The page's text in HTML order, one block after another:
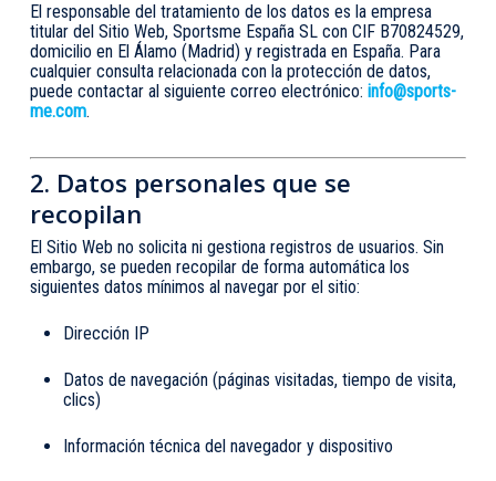
El responsable del tratamiento de los datos es la empresa
titular del Sitio Web, Sportsme España SL con CIF B70824529,
domicilio en El Álamo (Madrid) y registrada en España. Para
cualquier consulta relacionada con la protección de datos,
puede contactar al siguiente correo electrónico: info@sports-
me.com.
2. Datos personales que se
recopilan
El Sitio Web no solicita ni gestiona registros de usuarios. Sin
embargo, se pueden recopilar de forma automática los
siguientes datos mínimos al navegar por el sitio:
Dirección IP
Datos de navegación (páginas visitadas, tiempo de visita,
clics)
Información técnica del navegador y dispositivo